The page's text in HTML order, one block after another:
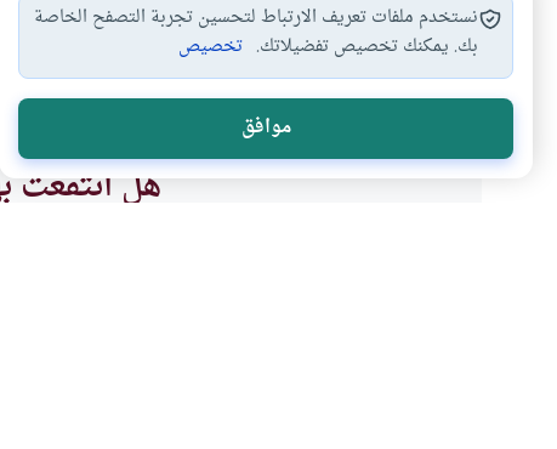
أحكام القرآن وعلومه
هل انتفعت
نستخدم ملفات تعريف الارتباط لتحسين تجربة التصفح الخاصة
بك. يمكنك تخصيص تفضيلاتك. تخصيص
موافق